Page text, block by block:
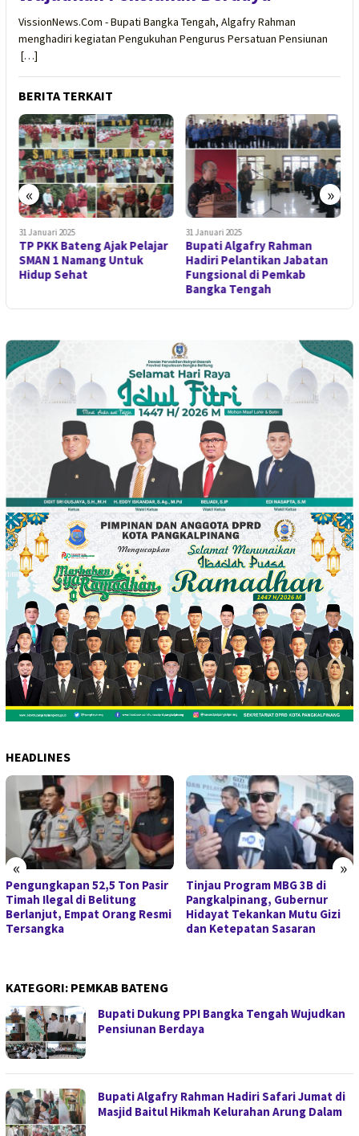
VissionNews.Com - Bupati Bangka Tengah, Algafry Rahman
menghadiri kegiatan Pengukuhan Pengurus Persatuan Pensiunan
[…]
BERITA TERKAIT
« »
31 Januari 2025
TP PKK Bateng Ajak Pelajar
SMAN 1 Namang Untuk
Hidup Sehat
31 Januari 2025
Bupati Algafry Rahman
Hadiri Pelantikan Jabatan
Fungsional di Pemkab
Bangka Tengah
HEADLINES
« »
Pengungkapan 52,5 Ton Pasir
Timah Ilegal di Belitung
Berlanjut, Empat Orang Resmi
Tersangka
Tinjau Program MBG 3B di
Pangkalpinang, Gubernur
Hidayat Tekankan Mutu Gizi
dan Ketepatan Sasaran
KATEGORI: PEMKAB BATENG
Bupati Dukung PPI Bangka Tengah Wujudkan
Pensiunan Berdaya
Bupati Algafry Rahman Hadiri Safari Jumat di
Masjid Baitul Hikmah Kelurahan Arung Dalam